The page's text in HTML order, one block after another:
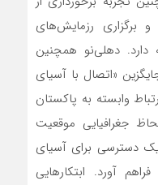
برگزاری رزمایش‌های
دارد. دهلی‌نو همچنین
«اتصال با آسیای
وابسته به پاکستان
جغرافیایی موقعیت
دسترسی برای آسیای
آورد. ابتکارهایی